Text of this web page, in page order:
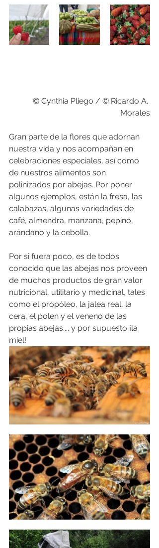
© Cynthia Pliego / © Ricardo A.
Morales
Gran parte de la flores que adornan
nuestra vida y nos acompañan en
celebraciones especiales, así como
de nuestros alimentos son
polinizados por abejas. Por poner
algunos ejemplos, están la fresa, las
calabazas, algunas variedades de
café, almendra, manzana, pepino,
arándano y la cebolla.
Por si fuera poco, es de todos
conocido que las abejas nos proveen
de muchos productos de gran valor
nutricional, utilitario y medicinal, tales
como el propóleo, la jalea real, la
cera, el polen y el veneno de las
propias abejas.... y por supuesto ¡la
miel!